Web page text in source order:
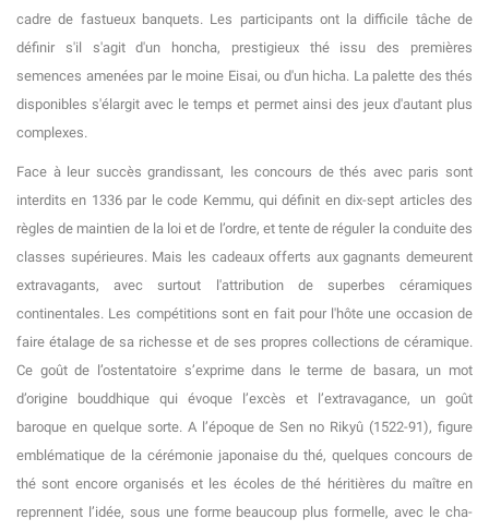
cadre de fastueux banquets. Les participants ont la difficile tâche de
définir s'il s'agit d'un honcha, prestigieux thé issu des premières
semences amenées par le moine Eisai, ou d'un hicha. La palette des thés
disponibles s'élargit avec le temps et permet ainsi des jeux d'autant plus
complexes.
Face à leur succès grandissant, les concours de thés avec paris sont
interdits en 1336 par le code Kemmu, qui définit en dix-sept articles des
règles de maintien de la loi et de l’ordre, et tente de réguler la conduite des
classes supérieures. Mais les cadeaux offerts aux gagnants demeurent
extravagants, avec surtout l'attribution de superbes céramiques
continentales. Les compétitions sont en fait pour l'hôte une occasion de
faire étalage de sa richesse et de ses propres collections de céramique.
Ce goût de l’ostentatoire s’exprime dans le terme de basara, un mot
d’origine bouddhique qui évoque l’excès et l’extravagance, un goût
baroque en quelque sorte. A l’époque de Sen no Rikyû (1522-91), figure
emblématique de la cérémonie japonaise du thé, quelques concours de
thé sont encore organisés et les écoles de thé héritières du maître en
reprennent l’idée, sous une forme beaucoup plus formelle, avec le cha-